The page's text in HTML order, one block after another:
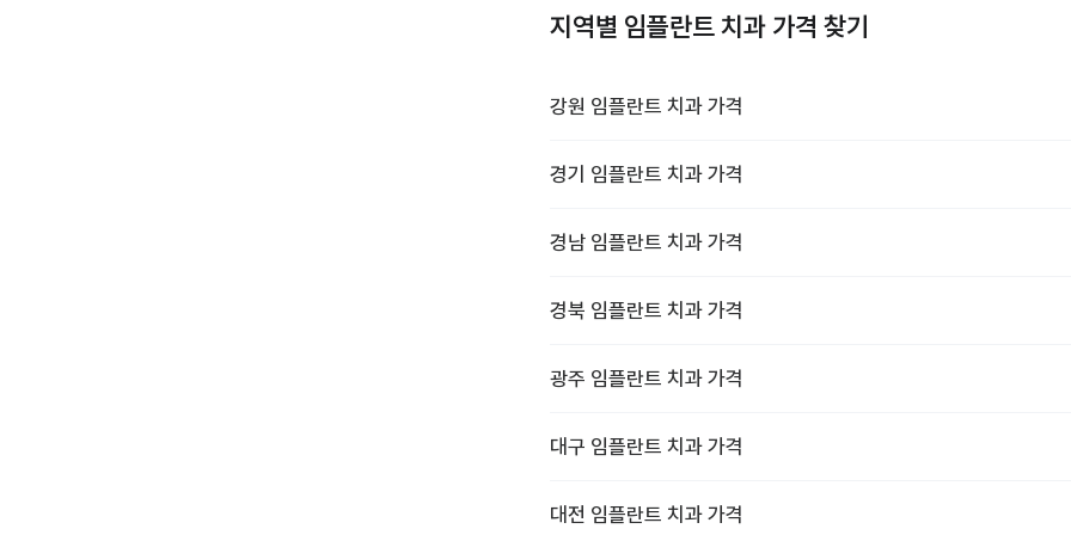
지역별 임플란트 치과 가격 찾기
강원 임플란트 치과 가격
경기 임플란트 치과 가격
경남 임플란트 치과 가격
경북 임플란트 치과 가격
광주 임플란트 치과 가격
대구 임플란트 치과 가격
대전 임플란트 치과 가격